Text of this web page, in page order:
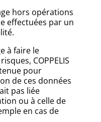
hors opérations
effectuées par un
à faire le
COPPELIS
pour
de ces données
pas liée
ou à celle de
en cas de